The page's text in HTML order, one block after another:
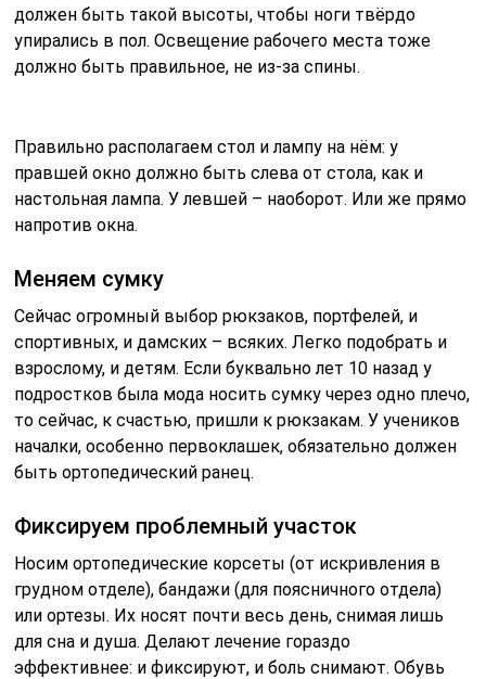
должен быть такой высоты, чтобы ноги твёрдо
упирались в пол. Освещение рабочего места тоже
должно быть правильное, не из-за спины.
Правильно располагаем стол и лампу на нём: у
правшей окно должно быть слева от стола, как и
настольная лампа. У левшей – наоборот. Или же прямо
напротив окна.
Меняем сумку
Сейчас огромный выбор рюкзаков, портфелей, и
спортивных, и дамских – всяких. Легко подобрать и
взрослому, и детям. Если буквально лет 10 назад у
подростков была мода носить сумку через одно плечо,
то сейчас, к счастью, пришли к рюкзакам. У учеников
началки, особенно первоклашек, обязательно должен
быть ортопедический ранец.
Фиксируем проблемный участок
Носим ортопедические корсеты (от искривления в
грудном отделе), бандажи (для поясничного отдела)
или ортезы. Их носят почти весь день, снимая лишь
для сна и душа. Делают лечение гораздо
эффективнее: и фиксируют, и боль снимают. Обувь